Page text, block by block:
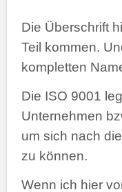
Die Überschrift
Teil kommen.
kompletten
Die ISO 9001
Unternehmen
um sich nach
zu können.
Wenn ich hier